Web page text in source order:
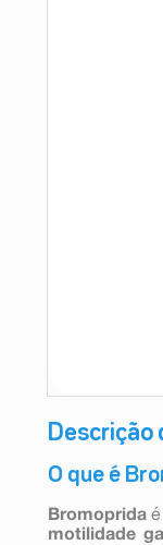
Descrição
O que é
Bromoprida
motilidade